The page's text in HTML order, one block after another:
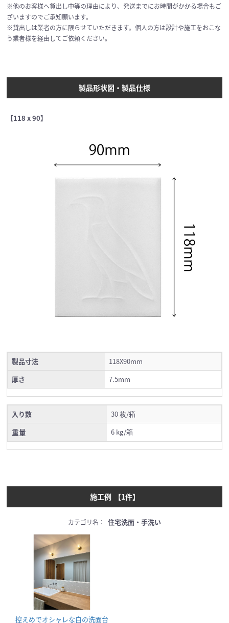
※他のお客様へ貸出し中等の理由により、発送までにお時間がかかる場合もご
ざいますのでご承知願います。
※貸出しは業者の方に限らせていただきます。個人の方は設計や施工をおこな
う業者様を経由してご依頼ください。
製品形状図・製品仕様
【118 x 90】
製品寸法
118X90mm
厚さ
7.5mm
入り数 30 枚/箱
重量 6 kg/箱
施工例 【1件】
カテゴリ名： 住宅洗面・手洗い
控えめでオシャレな白の洗面台